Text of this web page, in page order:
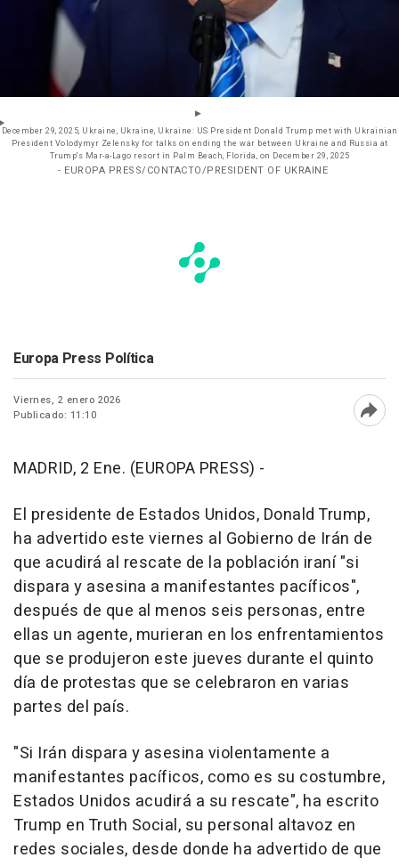
December 29, 2025, Ukraine, Ukraine, Ukraine: US President Donald Trump met with Ukrainian
President Volodymyr Zelensky for talks on ending the war between Ukraine and Russia at
Trump's Mar-a-Lago resort in Palm Beach, Florida, on December 29, 2025
- EUROPA PRESS/CONTACTO/PRESIDENT OF UKRAINE
Europa Press Política
Viernes, 2 enero 2026
Publicado: 11:10
MADRID, 2 Ene. (EUROPA PRESS) -
El presidente de Estados Unidos, Donald Trump,
ha advertido este viernes al Gobierno de Irán de
que acudirá al rescate de la población iraní "si
dispara y asesina a manifestantes pacíficos",
después de que al menos seis personas, entre
ellas un agente, murieran en los enfrentamientos
que se produjeron este jueves durante el quinto
día de protestas que se celebraron en varias
partes del país.
"Si Irán dispara y asesina violentamente a
manifestantes pacíficos, como es su costumbre,
Estados Unidos acudirá a su rescate", ha escrito
Trump en Truth Social, su personal altavoz en
redes sociales, desde donde ha advertido de que